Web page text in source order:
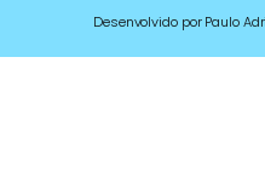
Desenvolvido por Paulo